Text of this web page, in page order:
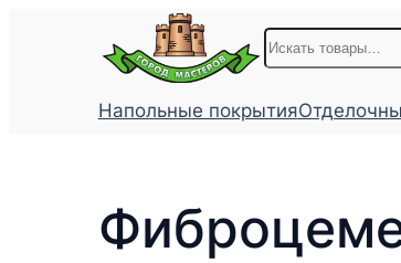
Поиск
Напольные покрытия